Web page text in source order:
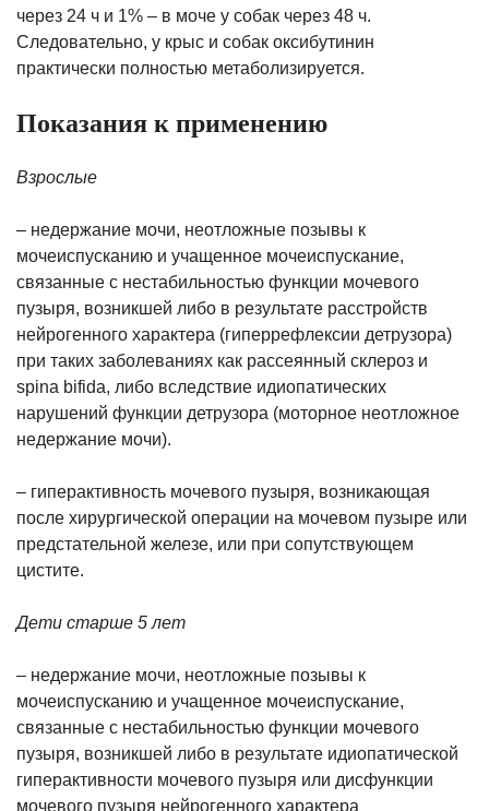
через 24 ч и 1% – в моче у собак через 48 ч.
Следовательно, у крыс и собак оксибутинин
практически полностью метаболизируется.
Показания к применению
Взрослые
– недержание мочи, неотложные позывы к
мочеиспусканию и учащенное мочеиспускание,
связанные с нестабильностью функции мочевого
пузыря, возникшей либо в результате расстройств
нейрогенного характера (гиперрефлексии детрузора)
при таких заболеваниях как рассеянный склероз и
spina bifida, либо вследствие идиопатических
нарушений функции детрузора (моторное неотложное
недержание мочи).
– гиперактивность мочевого пузыря, возникающая
после хирургической операции на мочевом пузыре или
предстательной железе, или при сопутствующем
цистите.
Дети старше 5 лет
– недержание мочи, неотложные позывы к
мочеиспусканию и учащенное мочеиспускание,
связанные с нестабильностью функции мочевого
пузыря, возникшей либо в результате идиопатической
гиперактивности мочевого пузыря или дисфункции
мочевого пузыря нейрогенного характера